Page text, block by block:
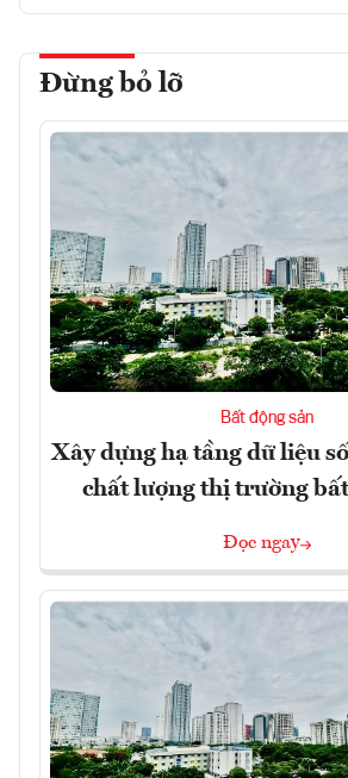
Đừng bỏ lỡ
Bất động sản
Xây dựng hạ tầng dữ liệu
chất lượng thị trường
Đọc ngay